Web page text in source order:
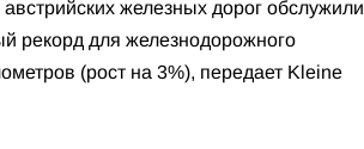
железных дорог обслужили
рекорд для железнодорожного
(рост на 3%), передает Kleine